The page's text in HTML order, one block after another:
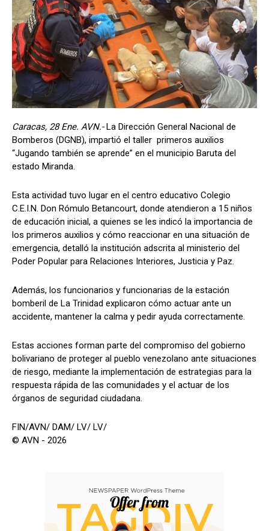
Caracas, 28 Ene. AVN.-La Dirección General Nacional de
Bomberos (DGNB), impartió el taller primeros auxilios
“Jugando también se aprende” en el municipio Baruta del
estado Miranda.
Esta actividad tuvo lugar en el centro educativo Colegio
C.E.I.N. Don Rómulo Betancourt, donde atendieron a 15 niños
de educación inicial, a quienes se les indicó la importancia de
los primeros auxilios y cómo reaccionar en una situación de
emergencia, detalló la institución adscrita al ministerio del
Poder Popular para Relaciones Interiores, Justicia y Paz.
Además, los funcionarios y funcionarias de la estación
bomberil de La Trinidad explicaron cómo actuar ante un
accidente, mantener la calma y pedir ayuda correctamente.
Estas acciones forman parte del compromiso del gobierno
bolivariano de proteger al pueblo venezolano ante situaciones
de riesgo, mediante la implementación de estrategias para la
respuesta rápida de las comunidades y el actuar de los
órganos de seguridad ciudadana.
FIN/AVN/ DAM/ LV/ LV/
© AVN - 2026